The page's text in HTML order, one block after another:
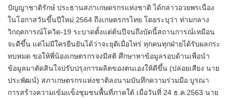
Search
for:
ปัญญาชาติรักษ์ ประธานสภาเกษตรกรแห่งชาติ ได้กล่าวอวยพรเนื่อง
ในโอกาสวันขึ้นปีใหม่ 2564 ถึงเกษตรกรไทย โดยระบุว่า ท่ามกลาง
วิกฤตการณ์โควิด-19 ระบาดตั้งแต่ต้นปีจนถึงบัดนี้สถานการณ์เหมือน
จะดีขึ้น แต่ไม่มีใครยืนยันได้ว่าจะยุติเมื่อไหร่ ทุกคนทุกฝ่ายได้รับผลกระ
ทบหมด ขอให้พี่น้องเกษตรกรจงมีสติ ศึกษาหาข้อมูลรอบด้านเพื่อนำ
ข้อมูลมาตัดสินใจปรับปรุงการผลิตของตนเองให้ดีขึ้น (ปล่อยเสียง นาย
ประพัฒน์) สภาเกษตรกรแห่งชาติลงนามบันทึกความร่วมมือ บูรณา
การสร้างความเข้มแข็งชุมชนพื้นที่ภาคใต้ เมื่อวันที่ 24 ธ.ค.2563 นาย